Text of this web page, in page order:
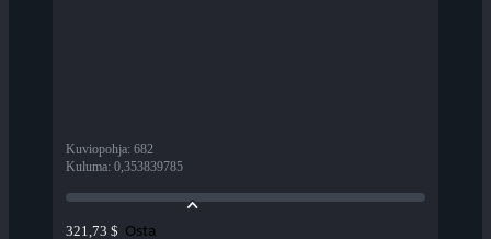
Kuviopohja: 682
Kuluma: 0,353839785
321,73 $ Osta